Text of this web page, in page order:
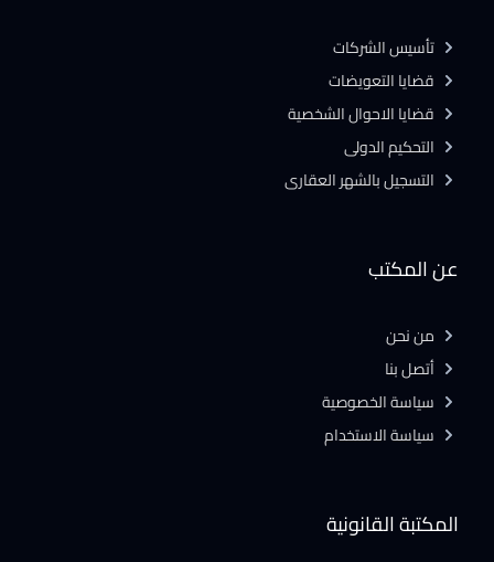
المكتبة القانونية
عن المكتب
من نحن
أتصل بنا
سياسة الخصوصية
سياسة الاستخدام
تأسيس الشركات
قضايا التعويضات
قضايا الاحوال الشخصية
التحكيم الدولى
التسجيل بالشهر العقارى